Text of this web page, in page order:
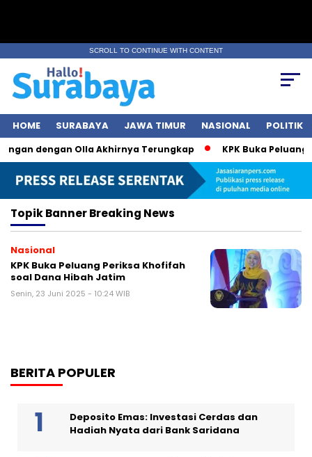
SCROLL TO CONTINUE WITH CONTENT
HOME SURABAYA JAWA TIMUR NASIONAL POLITIK
dengan Olla Akhirnya Terungkap KPK Buka
TopikBanner Breaking News
Nasional
KPK Buka Peluang Periksa Khofifah
soal Dana Hibah Jatim
Senin, 23 Juni 2025 - 10:24 WIB
BERITA POPULER
Deposito Emas: Investasi Cerdas dan
Hadiah Nyata dari Bank Saridana